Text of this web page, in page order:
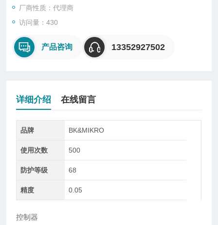
-错误信号显示(“ko")
TK91A
—用于单向检测：向右或向左
厂商性质：代理商
访问量：430
产品咨询 13352927502
详细介绍 在线留言
品牌 BK&MIKRO
使用次数 500
防护等级 68
精度 0.05
控制器